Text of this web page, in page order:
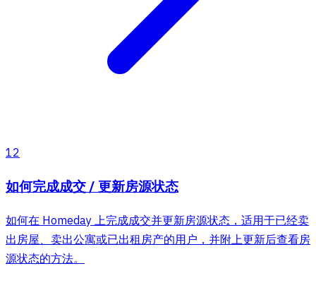
12
如何完成成交 / 更新房源状态
如何在 Homeday 上完成成交并更新房源状态，适用于已经卖
出房屋、卖出公寓或已出租房产的用户，并附上更新后查看房
源状态的方法。